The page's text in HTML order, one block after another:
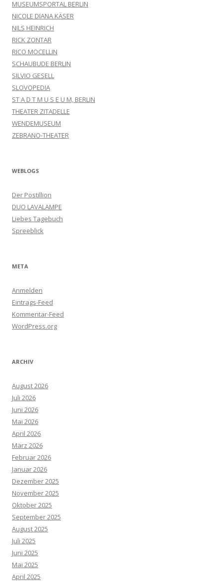
MUSEUMSPORTAL BERLIN
NICOLE DIANA KÄSER
NILS HEINRICH
RICK ZONTAR
RICO MOCELLIN
SCHAUBUDE BERLIN
SILVIO GESELL
SLOVOPEDIA
ST A D T M U S E U M, BERLIN
THEATER ZITADELLE
WENDEMUSEUM
ZEBRANO-THEATER
WEBLOGS
Der Postillion
DUO LAVALAMPE
Liebes Tagebuch
Spreeblick
META
Anmelden
Eintrags-Feed
Kommentar-Feed
WordPress.org
ARCHIV
August 2026
Juli 2026
Juni 2026
Mai 2026
April 2026
März 2026
Februar 2026
Januar 2026
Dezember 2025
November 2025
Oktober 2025
September 2025
August 2025
Juli 2025
Juni 2025
Mai 2025
April 2025